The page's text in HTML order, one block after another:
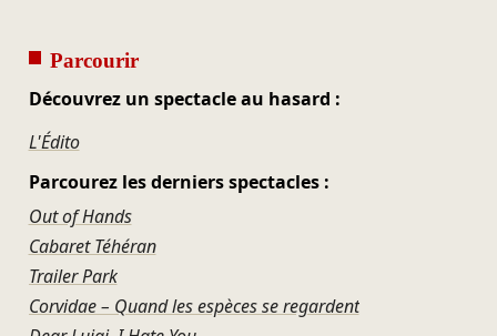
Parcourir
Découvrez un spectacle au hasard :
L'Édito
Parcourez les derniers spectacles :
Out of Hands
Cabaret Téhéran
Trailer Park
Corvidae – Quand les espèces se regardent